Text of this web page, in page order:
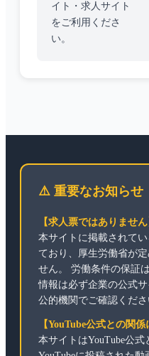
イト・求人サイト
をご利用くださ
い。
⚠️ 重要なお知らせ
【求人票ではありません
本サイトに掲載されて
ており、厚生労働省が
せん。 労働条件の保証
情報は必ず企業の公式
公的機関でご確認くださ
【YouTube公式との関係
本サイトはYouTube公式